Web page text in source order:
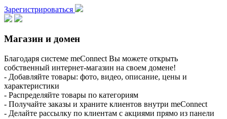
Зарегистрироваться
Магазин и домен
Благодаря системе meConnect Вы можете открыть
собственный интернет-магазин на своем домене!
- Добавляйте товары: фото, видео, описание, цены и
характеристики
- Распределяйте товары по категориям
- Получайте заказы и храните клиентов внутри meConnect
- Делайте рассылку по клиентам с акциями прямо из панели